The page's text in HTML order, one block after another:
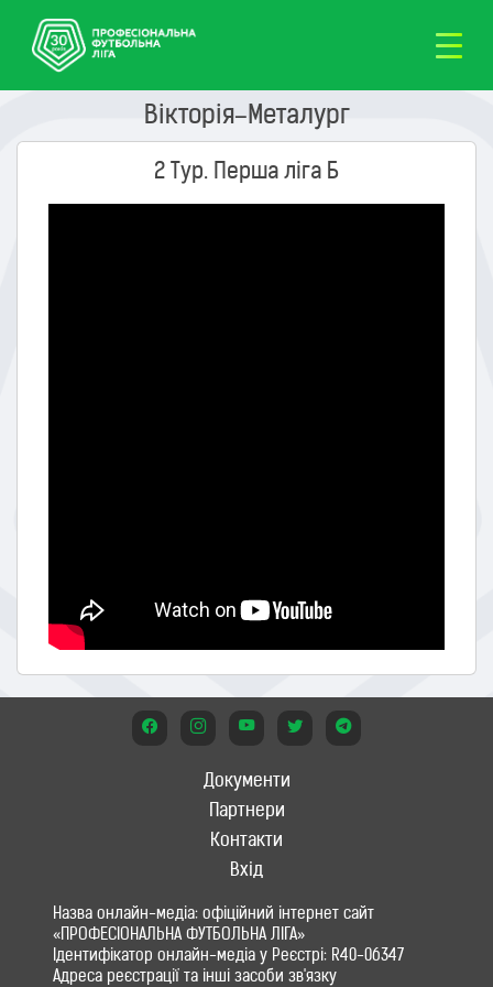
Вікторія–Металург
2 Тур. Перша ліга Б
Документи
Партнери
Контакти
Вхід
Назва онлайн-медіа: офіційний інтернет сайт
«ПРОФЕСІОНАЛЬНА ФУТБОЛЬНА ЛІГА»
Ідентифікатор онлайн-медіа у Реєстрі: R40-06347
Адреса реєстрації та інші засоби зв'язку